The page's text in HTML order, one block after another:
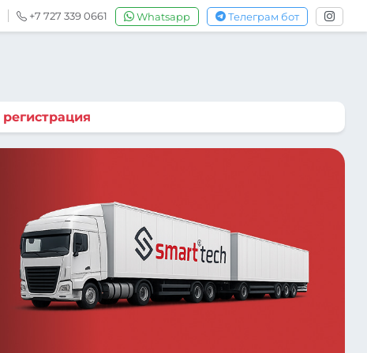
+7 727 339 0661 Whatsapp Телеграм бот
регистрация